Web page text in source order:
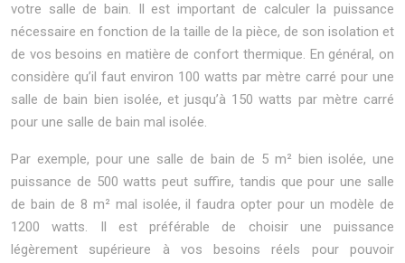
votre salle de bain. Il est important de calculer la puissance
nécessaire en fonction de la taille de la pièce, de son isolation et
de vos besoins en matière de confort thermique. En général, on
considère qu’il faut environ 100 watts par mètre carré pour une
salle de bain bien isolée, et jusqu’à 150 watts par mètre carré
pour une salle de bain mal isolée.
Par exemple, pour une salle de bain de 5 m² bien isolée, une
puissance de 500 watts peut suffire, tandis que pour une salle
de bain de 8 m² mal isolée, il faudra opter pour un modèle de
1200 watts. Il est préférable de choisir une puissance
légèrement supérieure à vos besoins réels pour pouvoir